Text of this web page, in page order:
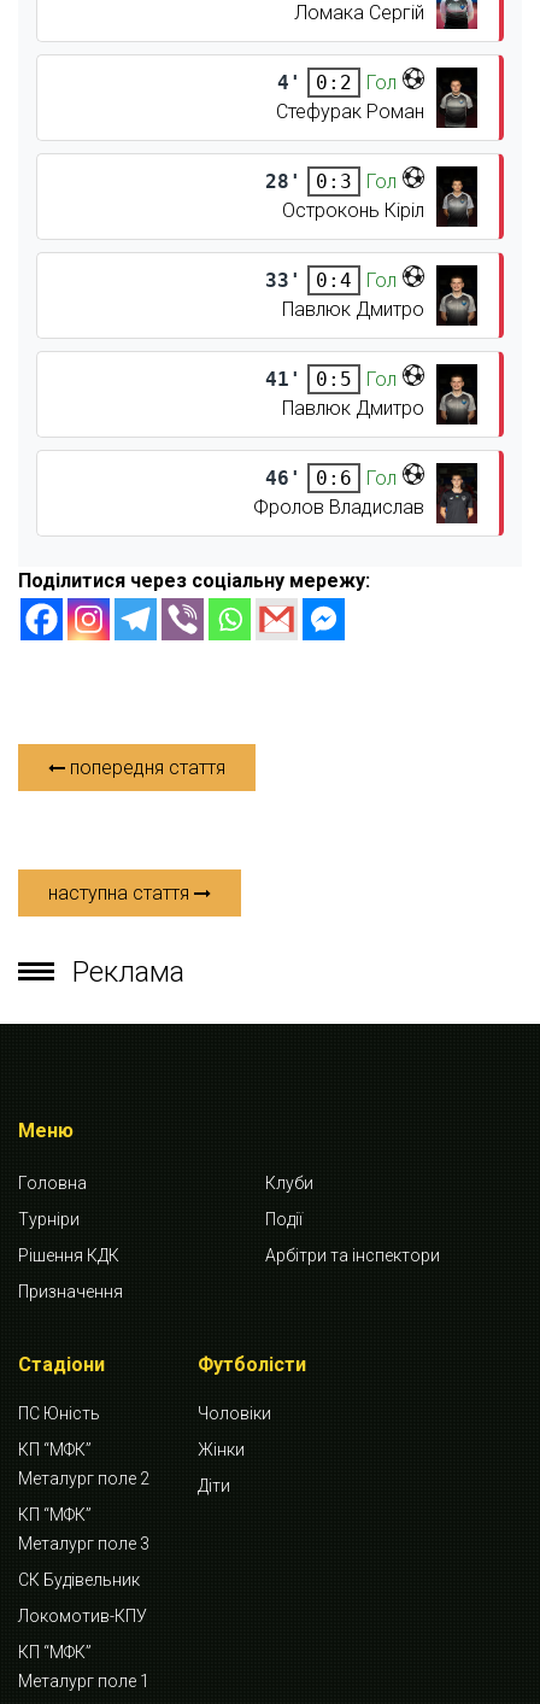
Ломака Сергій
4' 0:2
Гол
Стефурак Роман
28' 0:3
Гол
Остроконь Кіріл
33' 0:4
Гол
Павлюк Дмитро
41' 0:5
Гол
Павлюк Дмитро
46' 0:6
Гол
Фролов Владислав
Поділитися через соціальну мережу:
попередня стаття
наступна стаття
Реклама
Меню
Головна
Клуби
Турніри
Події
Рішення КДК
Арбітри та інспектори
Призначення
Стадіони
ПС Юність
КП “МФК”
Металург поле 2
КП “МФК”
Металург поле 3
СК Будівельник
Локомотив-КПУ
КП “МФК”
Металург поле 1
Футболісти
Чоловіки
Жінки
Діти